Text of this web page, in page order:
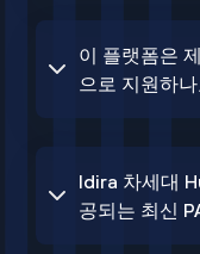
이 플랫폼은
으로 지원하
Idira 차세대
공되는 최신